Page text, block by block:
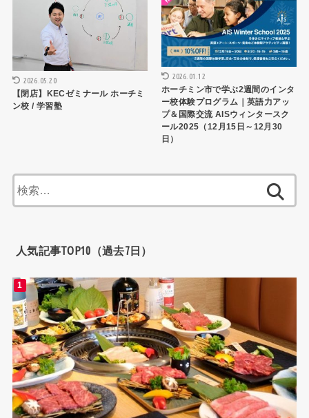
2026.05.20
【閉店】KECゼミナール ホーチミ
ン校 / 学習塾
2026.01.12
ホーチミン市で学ぶ2週間のインタ
ー校体験プログラム｜英語力アッ
プ＆国際交流 AISウィンタースク
ール2025（12月15日～12月30
日）
索:
人気記事TOP10（過去7日）